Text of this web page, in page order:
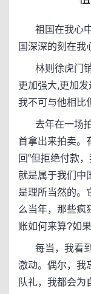
祖国在我心中
国深深的刻在我
林则徐虎门销
更加强大,更加
我不可与他相比
去年在一场拍
首拿出来拍卖。
回”但拒绝付款
就是属于我们中
是理所当然的。
么当年，那些疯
账如何来算?如
每当，我看到
激动。偶尔，我
队礼，我都会为